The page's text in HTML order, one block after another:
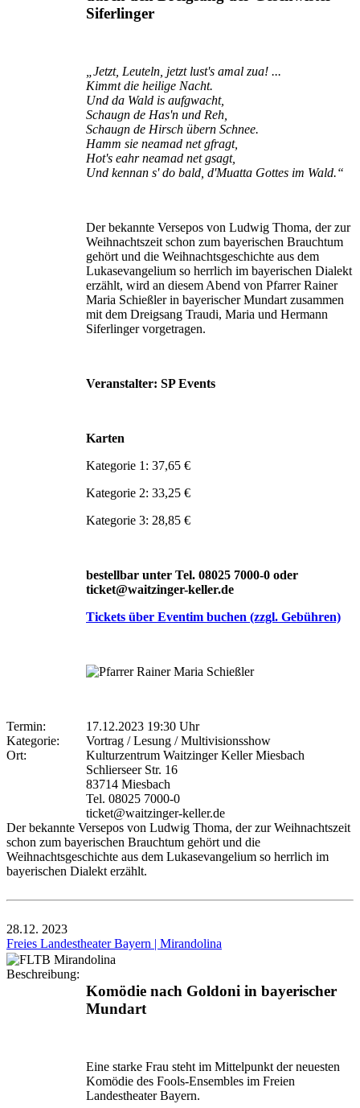
Siferlinger
„Jetzt, Leuteln, jetzt lust's amal zua! ...
Kimmt die heilige Nacht.
Und da Wald is aufgwacht,
Schaugn de Has'n und Reh,
Schaugn de Hirsch übern Schnee.
Hamm sie neamad net gfragt,
Hot's eahr neamad net gsagt,
Und kennan s' do bald, d'Muatta Gottes im Wald.“
Der bekannte Versepos von Ludwig Thoma, der zur
Weihnachtszeit schon zum bayerischen Brauchtum
gehört und die Weihnachtsgeschichte aus dem
Lukasevangelium so herrlich im bayerischen Dialekt
erzählt, wird an diesem Abend von Pfarrer Rainer
Maria Schießler in bayerischer Mundart zusammen
mit dem Dreigsang Traudi, Maria und Hermann
Siferlinger vorgetragen.
Veranstalter: SP Events
Karten
Kategorie 1: 37,65 €
Kategorie 2: 33,25 €
Kategorie 3: 28,85 €
bestellbar unter Tel. 08025 7000-0 oder
ticket@waitzinger-keller.de
Tickets über Eventim buchen (zzgl. Gebühren)
Termin:
17.12.2023 19:30 Uhr
Kategorie:
Vortrag / Lesung / Multivisionsshow
Ort:
Kulturzentrum Waitzinger Keller Miesbach
Schlierseer Str. 16
83714 Miesbach
Tel. 08025 7000-0
ticket@waitzinger-keller.de
Der bekannte Versepos von Ludwig Thoma, der zur Weihnachtszeit
schon zum bayerischen Brauchtum gehört und die
Weihnachtsgeschichte aus dem Lukasevangelium so herrlich im
bayerischen Dialekt erzählt.
28.12. 2023
Freies Landestheater Bayern | Mirandolina
Beschreibung:
Komödie nach Goldoni in bayerischer
Mundart
Eine starke Frau steht im Mittelpunkt der neuesten
Komödie des Fools-Ensembles im Freien
Landestheater Bayern.